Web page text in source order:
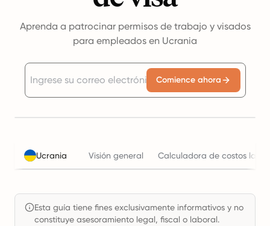
Aprenda a patrocinar permisos de trabajo y visados
para empleados en Ucrania
Comience ahora
Ucrania Visión general Calculadora de costos
Esta guía tiene fines exclusivamente informativos y no
constituye asesoramiento legal, fiscal o laboral.